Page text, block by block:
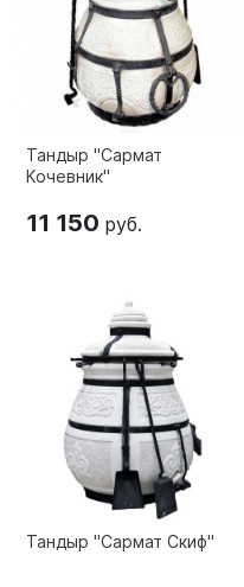
Тандыр "Сармат
Кочевник"
11 150 руб.
Тандыр "Сармат Скиф"